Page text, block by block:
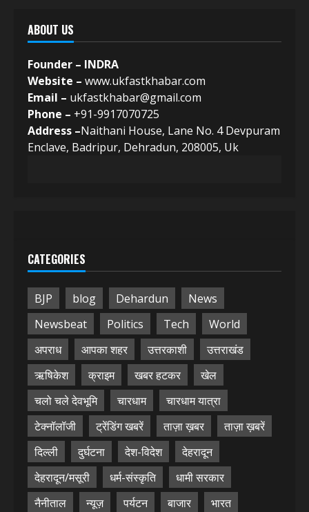
ABOUT US
Founder – INDRA
Website – www.ukfastkhabar.com
Email – ukfastkhabar@gmail.com
Phone – +91-9917070725
Address –Naithani House, Lane No. 4 Devpuram
Enclave, Badripur, Dehradun, 208005, Uk
CATEGORIES
BJP blog Dehardun
News
Newsbeat
Politics Tech
World
अपराध
आपका शहर उत्तरकाशी
उत्तराखंड
ऋषिकेश
क्राइम खबर हटकर
खेल
चलो चले देवभूमि
चारधाम
चारधाम यात्रा
टेक्नॉलॉजी
ट्रेंडिंग खबरें ताज़ा ख़बर
ताज़ा ख़बरें
दिल्ली
दुर्घटना देश-विदेश
देहरादून
देहरादून/मसूरी
धर्म-संस्कृति
धामी सरकार
नैनीताल
न्यूज़ पर्यटन बाजार
भारत